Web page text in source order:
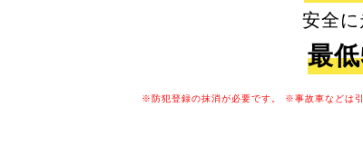
安全
最
※防犯登録の抹消が必要です。 ※事故車などは